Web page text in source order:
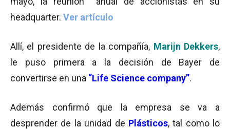
headquarter. Ver artículo
Allí, el presidente de la compañía, Marijn Dekkers,
le puso primera a la decisión de Bayer de
convertirse en una “Life Science company”.
Además confirmó que la empresa se va a
desprender de la unidad de Plásticos, tal como lo